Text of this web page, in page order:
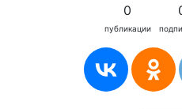
0
публикации